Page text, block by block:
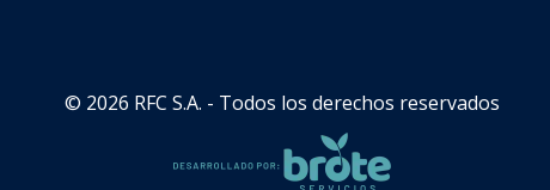
© 2026 RFC S.A. - Todos los derechos reservados